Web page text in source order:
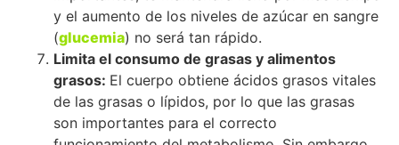
y el aumento de los niveles de azúcar en sangre
(glucemia) no será tan rápido.
Limita el consumo de grasas y alimentos
grasos: El cuerpo obtiene ácidos grasos vitales
de las grasas o lípidos, por lo que las grasas
son importantes para el correcto